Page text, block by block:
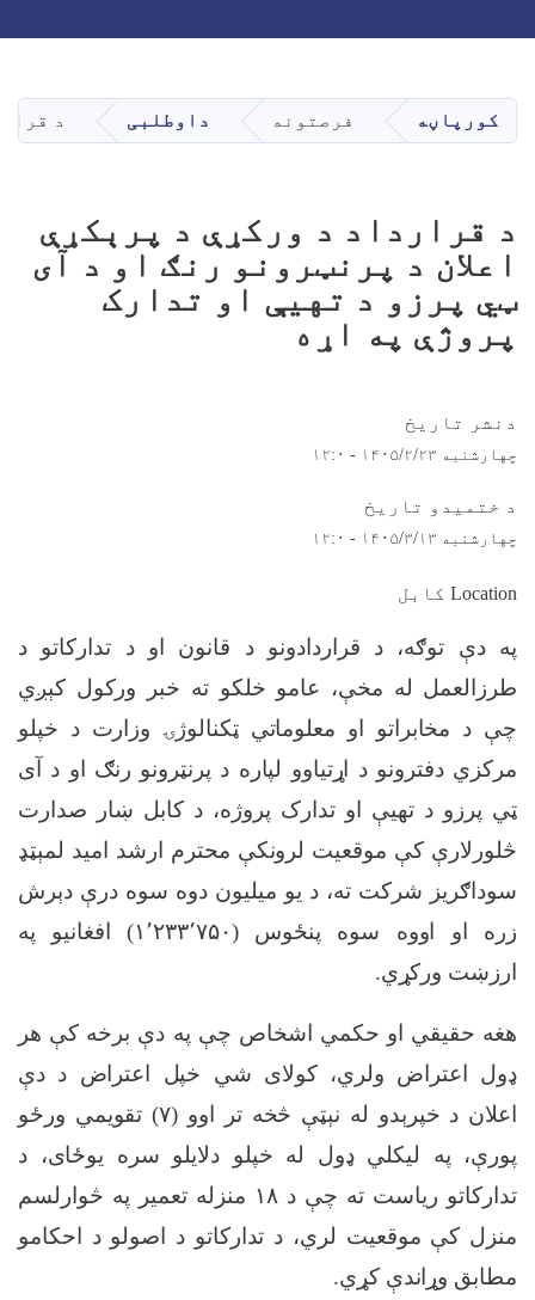
main
content
کورپاڼه فرصتونه داوطلبی د
د قرارداد د ورکړې د پرېکړې
اعلان د پرنټرونو رنګ او د آی
ټي پرزو د تهيې او تدارک
پروژې په اړه
دنشر تاریخ
چهارشنبه ۱۴۰۵/۲/۲۳ - ۱۲:۰
د ختمیدو تاریخ
چهارشنبه ۱۴۰۵/۳/۱۳ - ۱۲:۰
Location کابل
په دې توګه، د قراردادونو د قانون او د تدارکاتو د
طرزالعمل له مخې، عامو خلکو ته خبر ورکول کېږي
چې د مخابراتو او معلوماتي ټکنالوژۍ وزارت د خپلو
مرکزي دفترونو د اړتیاوو لپاره د پرنټرونو رنګ او د آی
ټي پرزو د تهيې او تدارک پروژه، د کابل ښار صدارت
څلورلارې کې موقعيت لرونکې محترم ارشد اميد لمېټډ
سوداګریز شرکت ته، د یو میلیون دوه سوه درې دېرش
زره او اووه سوه پنځوس (
۱٬۲۳۳٬۷۵۰)
افغانیو په
ارزښت ورکړي.
هغه حقیقي او حکمي اشخاص چې په دې برخه کې هر
ډول اعتراض ولري، کولای شي خپل اعتراض د دې
اعلان د خپرېدو له نېټې څخه تر اوو (۷)
تقویمي ورځو
پورې، په لیکلي ډول له خپلو دلایلو سره یوځای، د
تدارکاتو ریاست ته چې د۱۸ منزله تعمیر په څوارلسم
منزل کې موقعيت لري، د تدارکاتو د اصولو د احکامو
مطابق وړاندې کړي.